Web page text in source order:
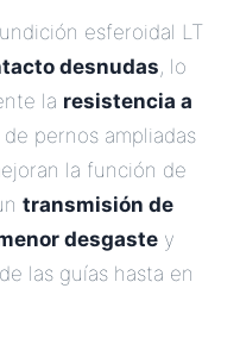
esferoidal LT
desnudas, lo
la resistencia a
de pernos ampliadas
la función de
transmisión de
desgaste y
las guías hasta en